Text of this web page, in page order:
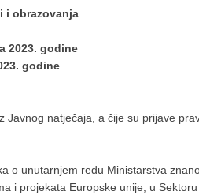
i obrazovanja
2023. godine
godine
natječaja, a čije su prijave
o unutarnjem redu Ministarstva
i projekata Europske unije, u